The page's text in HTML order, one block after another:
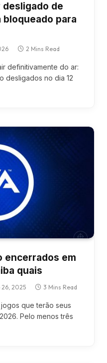
desligado de
bloqueado para
2 Mins Read
definitivamente do ar:
desligados no dia 12
encerrados em
quais
2025 3 Mins Read
que terão seus
Pelo menos três